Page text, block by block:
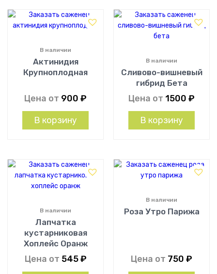
Актинидия
Крупноплодная
В наличии
Цена от 900 ₽
В корзину
Сливово-вишневый
гибрид Бета
В наличии
Цена от 1500 ₽
В корзину
Лапчатка
кустарниковая
Хоплейс Оранж
В наличии
Цена от 545₽
Роза Утро Парижа
В наличии
Цена от 750 ₽